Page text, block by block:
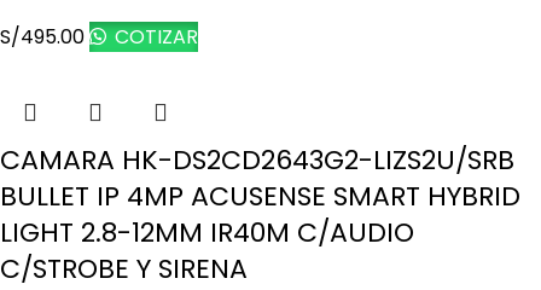
S/495.00 COTIZAR
CAMARA HK-DS2CD2643G2-LIZS2U/SRB
BULLET IP 4MP ACUSENSE SMART HYBRID
LIGHT 2.8-12MM IR40M C/AUDIO
C/STROBE Y SIRENA